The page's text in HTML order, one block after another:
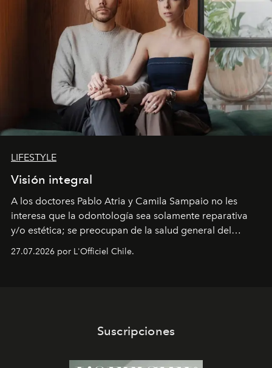
LIFESTYLE
Visión integral
A los doctores Pablo Atria y Camila Sampaio no les
interesa que la odontología sea solamente reparativa
y/o estética; se preocupan de la salud general del
paciente y entienden la prevención como una arista
intransable.
27.07.2026 por L'Officiel Chile.
Suscripciones